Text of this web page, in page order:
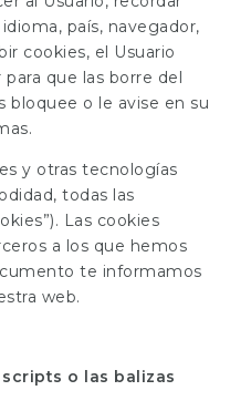
país, navegador,
cookies, el Usuario
que las borre del
bloquee o le avise en su
y otras tecnologías
todas las
Las cookies
a los que hemos
te informamos
web.
o las balizas